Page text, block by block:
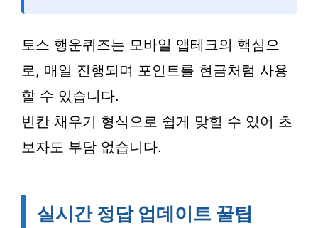
토스 행운퀴즈는 모바일 앱테크의 핵심으
로, 매일 진행되며 포인트를 현금처럼 사용
할 수 있습니다.
빈칸 채우기 형식으로 쉽게 맞힐 수 있어 초
보자도 부담 없습니다.
실시간 정답 업데이트 꿀팁